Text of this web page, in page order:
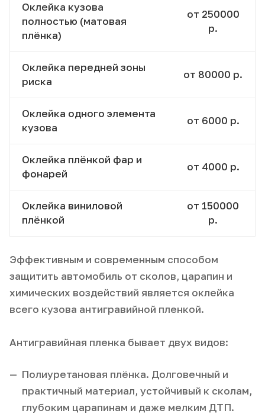
Оклейка кузова
полностью (матовая
плёнка)
от 250000
р.
Оклейка передней зоны
риска
от 80000 р.
Оклейка одного элемента
кузова
от 6000 р.
Оклейка плёнкой фар и
фонарей
от 4000 р.
Оклейка виниловой
плёнкой
от 150000
р.
Эффективным и современным способом
защитить автомобиль от сколов, царапин и
химических воздействий является оклейка
всего кузова антигравийной пленкой.
Антигравийная пленка бывает двух видов:
Полиуретановая плёнка. Долговечный и
практичный материал, устойчивый к сколам,
глубоким царапинам и даже мелким ДТП.